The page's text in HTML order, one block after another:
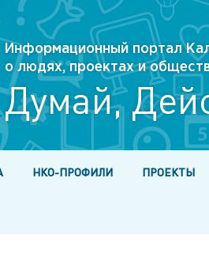
Информационный портал
о людях, проектах и
Думай,
НКО-ПРОФИЛИ ПРОЕКТЫ